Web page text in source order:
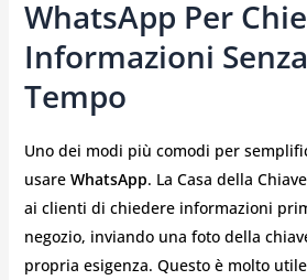
WhatsApp Per
Informazioni
Tempo
Uno dei modi più comodi per
usare WhatsApp. La Casa della
ai clienti di chiedere informazioni
negozio, inviando una foto della
propria esigenza. Questo è molto